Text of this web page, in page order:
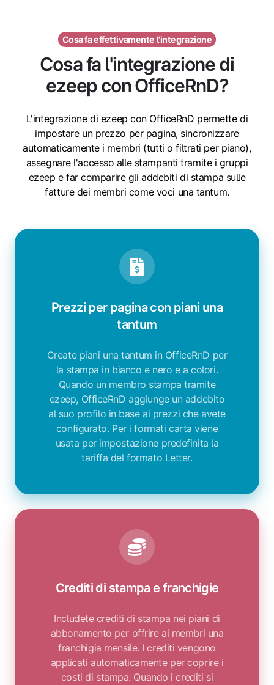
Cosa fa effettivamente l'integrazione
Cosa fa l'integrazione di
ezeep con OfficeRnD?
L'integrazione di ezeep con OfficeRnD permette di
impostare un prezzo per pagina, sincronizzare
automaticamente i membri (tutti o filtrati per piano),
assegnare l'accesso alle stampanti tramite i gruppi
ezeep e far comparire gli addebiti di stampa sulle
fatture dei membri come voci una tantum.
Prezzi per pagina con piani una
tantum
Create piani una tantum in OfficeRnD per
la stampa in bianco e nero e a colori.
Quando un membro stampa tramite
ezeep, OfficeRnD aggiunge un addebito
al suo profilo in base ai prezzi che avete
configurato. Per i formati carta viene
usata per impostazione predefinita la
tariffa del formato Letter.
Crediti di stampa e franchigie
Includete crediti di stampa nei piani di
abbonamento per offrire ai membri una
franchigia mensile. I crediti vengono
applicati automaticamente per coprire i
costi di stampa. Quando i crediti si